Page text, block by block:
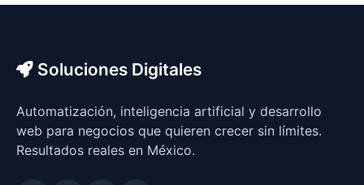
Soluciones Digitales
Automatización, inteligencia artificial y desarrollo
web para negocios que quieren crecer sin límites.
Resultados reales en México.